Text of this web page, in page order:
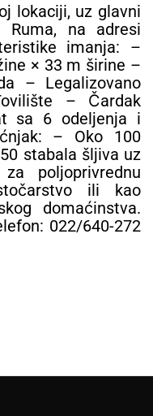
lokaciji, uz glavni
na adresi
imanja: –
× 33 m širine –
– Legalizovano
– Čardak
sa 6 odeljenja i
– Oko 100
stabala šljiva uz
poljoprivrednu
ili kao
domaćinstva.
022/640-272